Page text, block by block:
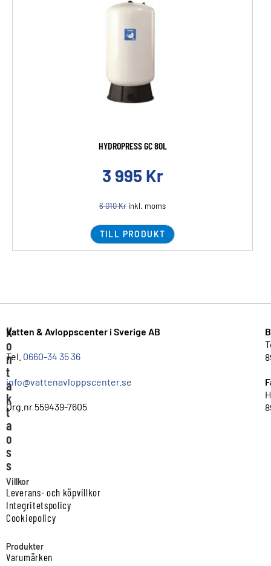
HYDROPRESS GC 80L
3 995 Kr
6 010Kr inkl. moms
TILL PRODUKT
K
o
n
t
a
k
t
a
o
s
s
Vatten & Avloppscenter i Sverige AB
Tel. 0660-34 35 36
info@vattenavloppscenter.se
Org.nr 559439-7605
Villkor
Leverans- och köpvillkor
Integritetspolicy
Cookiepolicy
Produkter
Varumärken